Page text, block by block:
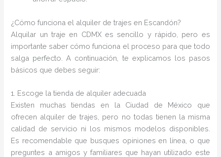
¿Cómo funciona el alquiler de trajes en Escandón?
Alquilar un traje en CDMX es sencillo y rápido, pero es
importante saber cómo funciona el proceso para que todo
salga perfecto. A continuación, te explicamos los pasos
básicos que debes seguir:
1. Escoge la tienda de alquiler adecuada
Existen muchas tiendas en la Ciudad de México que
ofrecen alquiler de trajes, pero no todas tienen la misma
calidad de servicio ni los mismos modelos disponibles.
Es recomendable que busques opiniones en línea, o que
preguntes a amigos y familiares que hayan utilizado este